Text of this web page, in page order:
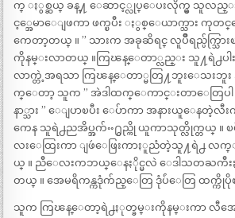
က္ ႏွစ္ဆယ္ ခန္႔ ေဆာင့္လုပ္ေပးလိုက္မွ သူလည္း
င့္အေမာေျဖကာ ဖက္ၿပီး ႏွစ္ေယာက္သား ကု
ကေတာ့တယ္ ။ ” သားက အခုဆိရင္ လူပ်ိဳရည္ပ်က္သြားၿ
ကိုနမ္းလာတယ္ ။ကြၽန္ေတာ္လည္း သူ႔ရဲ႕ပါး
လာက္တဲ့အရသာ ကြၽန္ေတာ္မတြ႔ဘူးေသးဘူး
က္ေတာ့ သူက ” အဲဒါထက္ေကာင္းတာေတြပ
နာ္သား ” ေျပာၿပီး ေပ်ာကာ အနားယူေနတဲ့လီ
ကေန သူရဲ႕ညအိပ္အက်ႌ႐ွည္ကို ယူကာသုတ္လိုက္တယ္ ။
လးေထြးကာ ျဖဴေဖြးကာႏူညံတဲ့သူ႔ရဲ႕ လ
ယ္ ။ ညီေလးကဘယ္ေနႏိုင္မလဲ ေဒါသတႀကီး
တယ္ ။ အေမရိကန္ကဒုံက်ည္ေတြ ဒုံပ်ံေတြ ထက္ကိုပိုၿ
သူက ကြၽန္ေတာ့ရဲ႕ႏုတ္ခမ္းကိုနမ္းကာ လီအေ